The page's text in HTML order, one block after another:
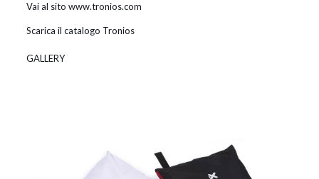
Vai al sito www.tronios.com
Scarica il catalogo Tronios
GALLERY